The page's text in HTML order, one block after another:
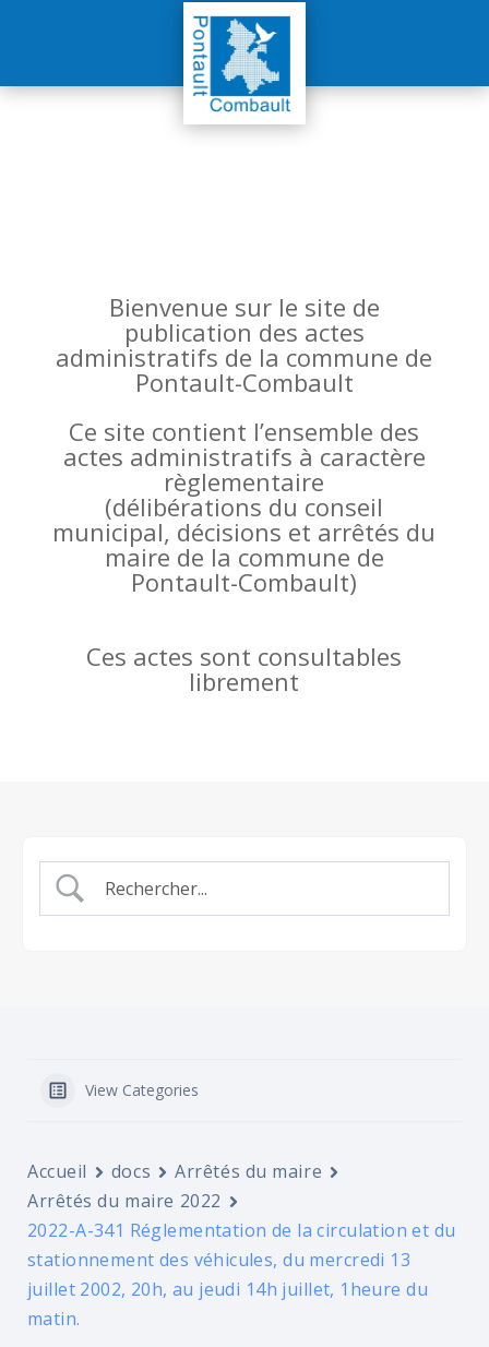
Bienvenue sur le site de
publication des actes
administratifs de la commune de
Pontault-Combault
Ce site contient l’ensemble des
actes administratifs à caractère
règlementaire
(délibérations du conseil
municipal, décisions et arrêtés du
maire de la commune de
Pontault-Combault)
Ces actes sont consultables
librement
View Categories
Accueil docs
Arrêtés du maire
Arrêtés du maire 2022
2022-A-341 Réglementation de la circulation et du
stationnement des véhicules, du mercredi 13
juillet 2002, 20h, au jeudi 14h juillet, 1heure du
matin.